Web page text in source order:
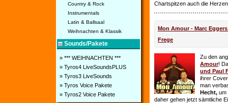
Country & Rock
Instrumentals
Latin & Ballsaal
Weihnachten & Klassik
Sounds/Pakete
» *** WEIHNACHTEN ***
» Tyros4 LiveSoundsPLUS
» Tyros3 LiveSounds
» Tyros Voice Pakete
» Tyros2 Voice Pakete
Chartspitzen auch die
Mon Amour - Marc
Frege
Zu den
Amour!
und Paul
ihrer
man
Hecht, um
daher gehen jetzt sämtliche